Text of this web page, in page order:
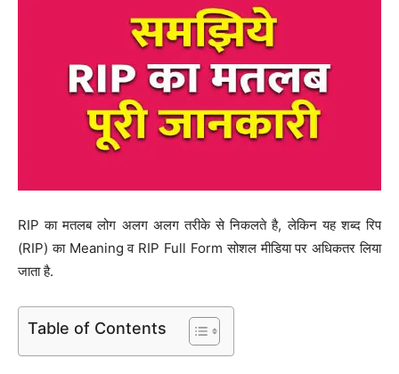
RIP का मतलब लोग अलग अलग तरीके से निकलते है, लेकिन यह शब्द रिप
(RIP) का Meaning व RIP Full Form सोशल मीडिया पर अधिकतर लिया
जाता है.
Table of Contents